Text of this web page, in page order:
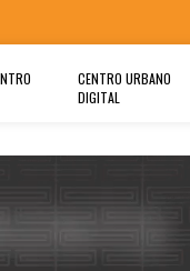
CENTRO URBANO
DIGITAL